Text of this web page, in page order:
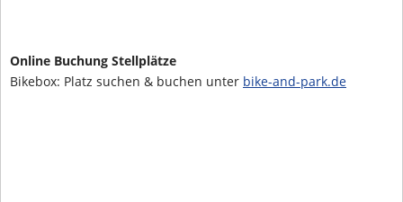
Online Buchung Stellplätze
Bikebox: Platz suchen & buchen unter bike-and-park.de